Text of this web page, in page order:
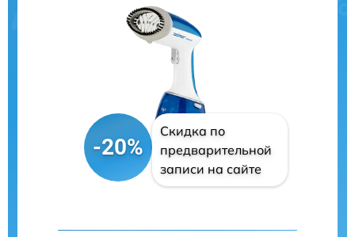
-20%
Скидка по
предварительной
записи на сайте